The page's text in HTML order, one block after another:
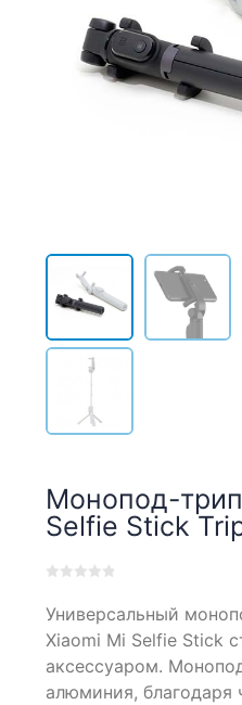
Монопод-
Selfie Stick
out
of
on
customer
Универсальный
Xiaomi Mi Selfie Stick
аксессуаром.
алюминия,